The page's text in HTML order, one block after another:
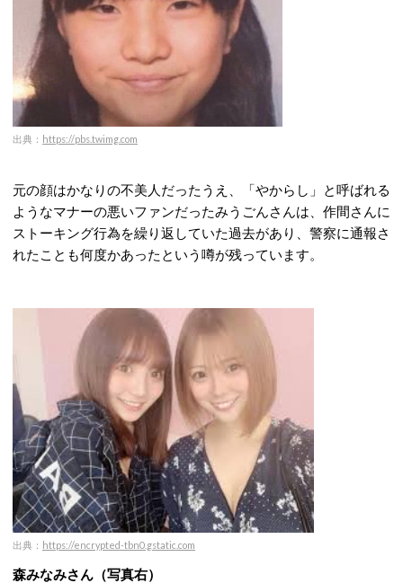
出典： https://pbs.twimg.com
元の顔はかなりの不美人だったうえ、「やからし」と呼ばれる
ようなマナーの悪いファンだったみうごんさんは、作間さんに
ストーキング行為を繰り返していた過去があり、警察に通報さ
れたことも何度かあったという噂が残っています。
出典： https://encrypted-tbn0.gstatic.com
森みなみさん（写真右）